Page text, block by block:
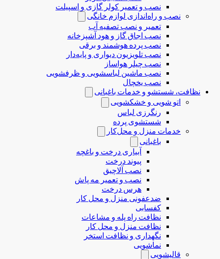
نصب و تعمیر کولر گازی و اسپیلت
نصب و راه‌اندازی لوازم خانگی
تعمیر و نصب تصفیه آب
نصب اجاق گاز و هود آشپزخانه
نصب پرده هوشمند و برقی
نصب تلویزیون دیواری و پایه‌دار
نصب چیلر هواساز
نصب ماشین لباسشویی و ظرفشویی
نصب یخچال
نظافت، شستشو و خدمات باغبانی
اتو شویی و خشکشویی
رنگرزی لباس
شستشوی پرده
خدمات منزل و محل‌کار
باغبانی
آبیاری درخت و باغچه
پیوند درخت
نصب آلاچیق
نصب و تعمیر مه پاش
هرس درخت
ضدعفونی منزل و محل کار
کفسابی
نظافت راه پله و مشاعات
نظافت منزل و محل کار
نگهداری و نظافت استخر
نماشویی
قالیشویی